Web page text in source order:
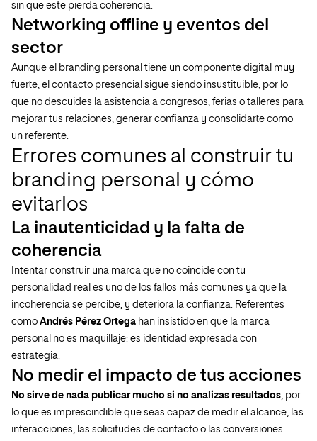
sin que este pierda coherencia.
Networking offline y eventos del
sector
Aunque el branding personal tiene un componente digital muy
fuerte, el contacto presencial sigue siendo insustituible, por lo
que no descuides la asistencia a congresos, ferias o talleres para
mejorar tus relaciones, generar confianza y consolidarte como
un referente.
Errores comunes al construir tu
branding personal y cómo
evitarlos
La inautenticidad y la falta de
coherencia
Intentar construir una marca que no coincide con tu
personalidad real es uno de los fallos más comunes ya que la
incoherencia se percibe, y deteriora la confianza. Referentes
como Andrés Pérez Ortega han insistido en que la marca
personal no es maquillaje: es identidad expresada con
estrategia.
No medir el impacto de tus acciones
No sirve de nada publicar mucho si no analizas resultados, por
lo que es imprescindible que seas capaz de medir el alcance, las
interacciones, las solicitudes de contacto o las conversiones